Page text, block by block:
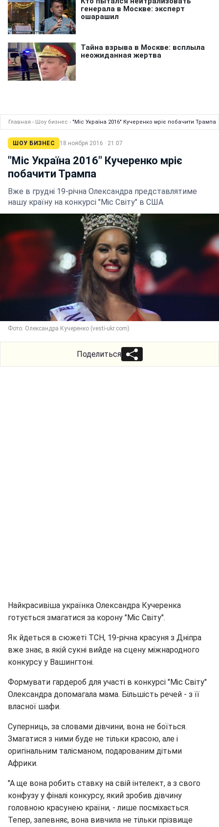
Главная › Шоу бизнес › "Міс Україна 2016" Кучеренко мріє побачити Трампа
ШОУ БИЗНЕС 18 ноября 2016 · 21:07
"Міс Україна 2016" Кучеренко мріє
побачити Трампа
Вже в грудні 19-річна Олександра представлятиме
нашу країну на конкурсі "Міс Світу" в США
Фото: Олександра Кучеренко (vesti-ukr.com)
Поделиться
Найкрасивіша українка Олександра Кучеренка
готується змагатися за корону "Міс Світу".
Як йдеться в сюжеті ТСН, 19-річна красуня з Дніпра
вже знає, в якій сукні вийде на сцену міжнародного
конкурсу у Вашингтоні.
Формувати гардероб для участі в конкурсі "Міс Світу"
Олександра допомагала мама. Більшість речей - з її
власної шафи.
Суперниць, за словами дівчини, вона не боїться.
Змагатися з ними буде не тільки красою, але і
оригінальним талісманом, подарованим дітьми
Африки.
"А ще вона робить ставку на свій інтелект, а з свого
конфузу у фіналі конкурсу, який зробив дівчину
головною красунею країни, - лише посміхається.
Тепер, запевняє, вона вивчила не тільки прізвище